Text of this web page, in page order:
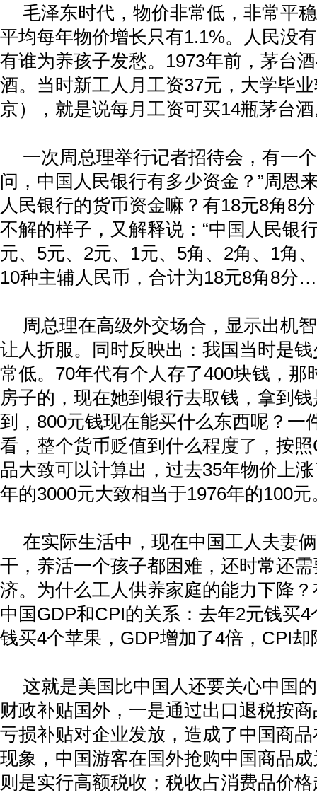
毛泽东时代，物价非常低，非常平
平均每年物价增长只有1.1%。人民没
有谁为养孩子发愁。 1973年前，茅台酒
酒。当时新工人月工资37元，大学毕
京），就是说每月工资可买14瓶茅台
一次周总理举行记者招待会，有一
问，中国人民银行有多少资金？”周恩
人民银行的货币资金嘛？有18元8角8
不解的样子，又解释说：“中国人民银
元、 5元、 2元、 1元、 5角、 2角、 1角、
10种主辅人民币，合计为18元8角8分
周总理在高级外交场合，显示出机
让人折服。同时反映出：我国当时是
常低。 70年代有个人存了400块钱，那
房子的，现在她到银行去取钱，拿到
到， 800元钱现在能买什么东西呢？一
看，整个货币贬值到什么程度了，按照
品大致可以计算出，过去35年物价上
年的3000元大致相当于1976年的100元
在实际生活中，现在中国工人夫妻
干，养活一个孩子都困难，还时常还
济。为什么工人供养家庭的能力下降
中国GDP和CPI的关系：去年2元钱买4
钱买4个苹果， GDP增加了4倍， CPI却
这就是美国比中国人还要关心中国
财政补贴国外，一是通过出口退税按
亏损补贴对企业发放，造成了中国商
现象，中国游客在国外抢购中国商品
则是实行高额税收；税收占消费品价格